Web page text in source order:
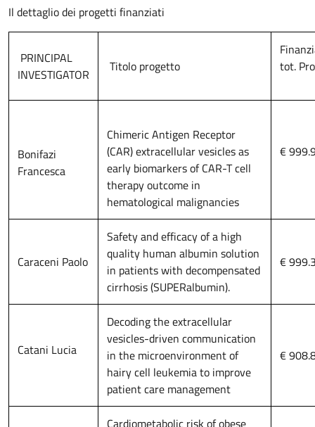
Il dettaglio dei progetti finanziati
PRINCIPAL
INVESTIGATOR
Titolo progetto
tot.
Bonifazi
Francesca
Chimeric Antigen Receptor
(CAR) extracellular vesicles as
early biomarkers of CAR-T cell
therapy outcome in
hematological malignancies
€
Caraceni Paolo
Safety and efficacy of a high
quality human albumin solution
in patients with decompensated
cirrhosis (SUPERalbumin).
€
Catani Lucia
Decoding the extracellular
vesicles-driven communication
in the microenvironment of
hairy cell leukemia to improve
patient care management
€